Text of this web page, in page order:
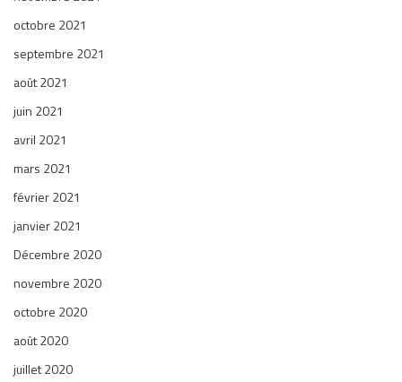
octobre 2021
septembre 2021
août 2021
juin 2021
avril 2021
mars 2021
février 2021
janvier 2021
Décembre 2020
novembre 2020
octobre 2020
août 2020
juillet 2020